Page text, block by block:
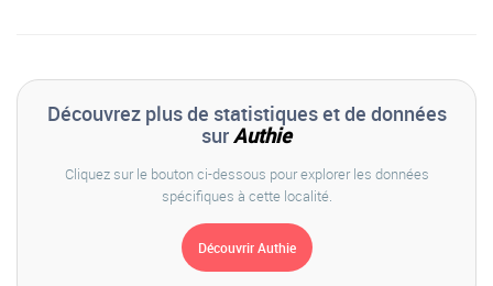
Découvrez plus de statistiques et de données
surAuthie
Cliquez sur le bouton ci-dessous pour explorer les données
spécifiques à cette localité.